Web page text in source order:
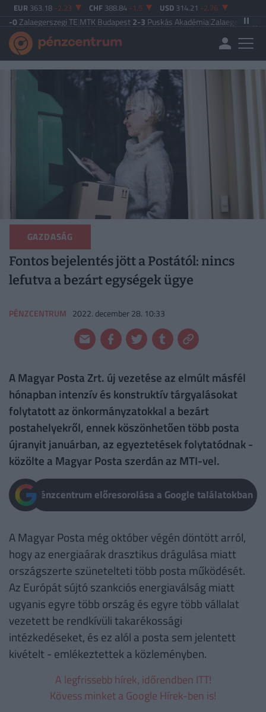
EUR 363.18 -2.23 CHF 388.84 -1.5 USD 314.21 -2.76
TE|MTK Budapest2-3Puskás Akadémia|Zalaegerszegi TE5-2 Paksi
GAZDASÁG
Fontos bejelentés jött a Postától: nincs
lefutva a bezárt egységek ügye
PÉNZCENTRUM 2022. december 28. 10:33
A Magyar Posta Zrt. új vezetése az elmúlt másfél
hónapban intenzív és konstruktív tárgyalásokat
folytatott az önkormányzatokkal a bezárt
postahelyekről, ennek köszönhetően több posta
újranyit januárban, az egyeztetések folytatódnak -
közölte a Magyar Posta szerdán az MTI-vel.
Pénzcentrum előresorolása a Google találatokban
A Magyar Posta még október végén döntött arról,
hogy az energiaárak drasztikus drágulása miatt
országszerte szünetelteti több posta működését.
Az Európát sújtó szankciós energiaválság miatt
ugyanis egyre több ország és egyre több vállalat
vezetett be rendkívüli takarékossági
intézkedéseket, és ez alól a posta sem jelentett
kivételt - emlékeztettek a közleményben.
A legfrissebb hírek, időrendben ITT!
Kövess minket a Google Hírek-ben is!